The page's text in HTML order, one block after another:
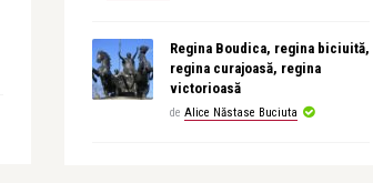
Regina Boudica, regina biciuită,
regina curajoasă, regina
victorioasă
de Alice Năstase Buciuta